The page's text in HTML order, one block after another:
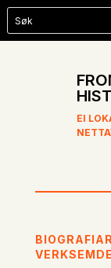
EI
BIOGRAFIAR